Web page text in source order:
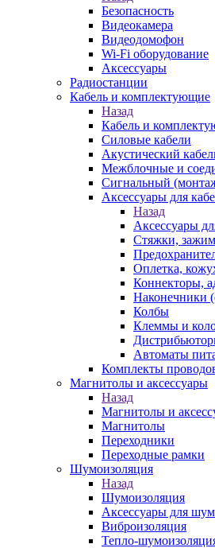
Безопасность
Видеокамера
Видеодомофон
Wi-Fi оборудование
Аксессуары
Радиостанции
Кабель и комплектующие
Назад
Кабель и
Силовые кабели
Акустический
Межблочные и
Сигнальный
Аксессуары для
Назад
Аксессуары
Стяжки,
Оплетка,
Коннекторы,
Наконечники
Колбы
Клеммы и
Автоматы
Комплекты
Магнитолы и аксессуары
Назад
Магнитолы и
Магнитолы
Переходники
Переходные рамки
Шумоизоляция
Назад
Шумоизоляция
Аксессуары для
Виброизоляция
Тепло-